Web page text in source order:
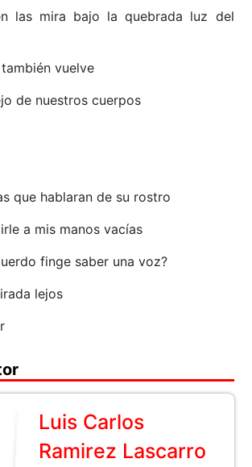
las mira bajo la quebrada luz del
vuelve
de nuestros cuerpos
que hablaran de su rostro
a mis manos vacías
finge saber una voz?
lejos
Luis Carlos
Ramirez Lascarro